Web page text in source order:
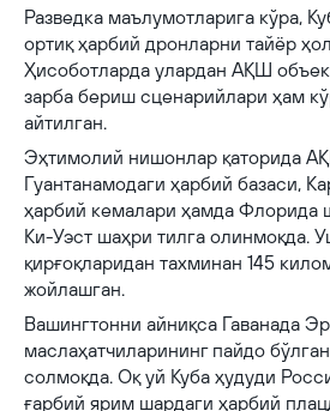
Разведка маълумотларига кўра,
ортиқ ҳарбий дронларни тайёр
Ҳисоботларда улардан АҚШ
зарба бериш сценарийлари ҳам
айтилган.
Эҳтимолий нишонлар қаторида
Гуантанамодаги ҳарбий базаси,
ҳарбий кемалари ҳамда Флорида
Ки-Уэст шаҳри тилга олинмоқда.
қирғоқларидан тахминан 145
жойлашган.
Вашингтонни айниқса Гаванада
маслаҳатчиларининг пайдо
солмоқда. Оқ уй Куба ҳудуди
ғарбий ярим шардаги ҳарбий